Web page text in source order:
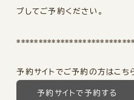
プしてご予約ください。
予約サイトでご予約の方はこち
予約サイトで予約する